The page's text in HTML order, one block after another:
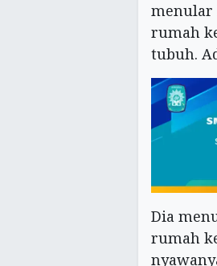
menular
rumah
tubuh.
Dia
rumah